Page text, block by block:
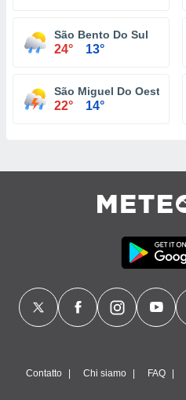
São Bento Do Sul
24° 13°
São Miguel Do Oeste
22° 14°
Contatto Chi siamo FAQ